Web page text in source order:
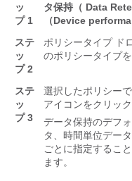
ッ
プ 1
タ保持（ Data
（Device
ステ
ッ
プ 2
ポリシータイプ ド
のポリシータイプ
ステ
ッ
プ 3
選択したポリシー
アイコンをクリック
データ保持のデフ
タ、時間単位デー
ごとに指定するこ
ます。